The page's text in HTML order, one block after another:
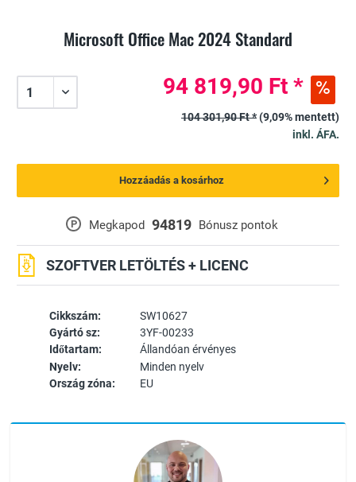
Microsoft Office Mac 2024 Standard
Cikkszám:
SW10627
Gyártó sz:
3YF-00233
Időtartam:
Állandóan érvényes
Nyelv:
Minden nyelv
Ország zóna:
EU
P Megkapod 94819 Bónusz pontok
SZOFTVER LETÖLTÉS + LICENC
94 819,90 Ft *
104 301,90 Ft *(9,09% mentett)
inkl. ÁFA.
Hozzáadás a kosárhoz